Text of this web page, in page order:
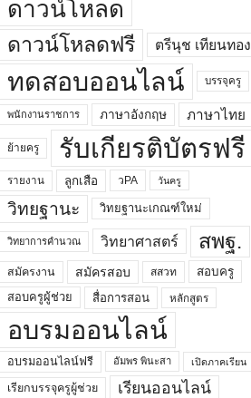
ดาวน์โหลด
ดาวน์โหลดฟรี ตรีนุช เทียนทอง
ทดสอบออนไลน์ บรรจุครู
พนักงานราชการ ภาษาอังกฤษ ภาษาไทย
ย้ายครู รับเกียรติบัตรฟรี
รายงาน ลูกเสือ วPA วันครู
วิทยฐานะ วิทยฐานะเกณฑ์ใหม่
วิทยาการคำนวณ วิทยาศาสตร์ สพฐ.
สมัครงาน สมัครสอบ สสวท
สอบครู
สอบครูผู้ช่วย
สื่อการสอน หลักสูตร
อบรมออนไลน์
อบรมออนไลน์ฟรี อัมพร พินะสา เปิดภาคเรียน
เรียกบรรจุครูผู้ช่วย เรียนออนไลน์